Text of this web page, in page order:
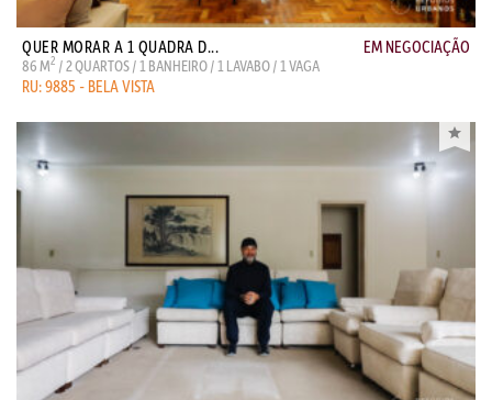
QUER MORAR A 1 QUADRA D... EM NEGOCIAÇÃO
86 M2 / 2 QUARTOS / 1 BANHEIRO / 1 LAVABO / 1 VAGA
RU: 9885 - BELA VISTA